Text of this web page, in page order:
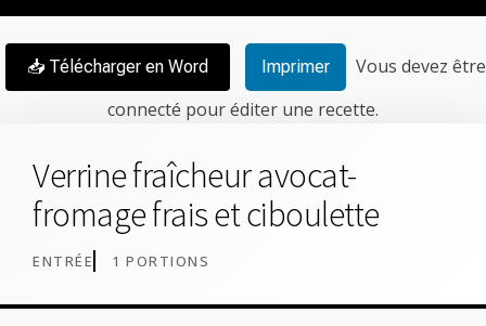
📥 Télécharger en Word Imprimer
Vous devez être
connecté pour éditer une recette.
Verrine fraîcheur avocat-
fromage frais et ciboulette
ENTRÉE 1 PORTIONS